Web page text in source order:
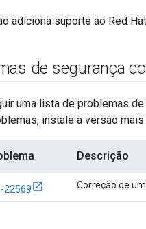
adiciona suporte ao Red
de segurança
uma lista de problemas
instale a versão
Descrição
22569 Correção de